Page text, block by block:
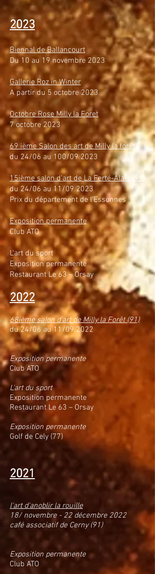
2023
Biennal de Ballancourt
Du 10 au 19 novembre 2023
Gallerie Roz in Winter
A partir du 5 octobre 2023
Octobre Rose Milly la Foret
7 octobre 2023
69 ième Salon des art de Milly la forêt
du 24/06 au 100/09 2023
15ième salon d'art de La Ferté-Alais (91)
du 24/06 au 11/09 2023
Prix du département de l’Essonnes
Exposition permanente
Club ATO
L'art du sport
Exposition permanente
Restaurant Le 63 – Orsay
2022
68ième salon d'art de Milly la Forêt (91)
du 24/06 au 11/09 2022
Exposition permanente
Club ATO
L'art du sport
Exposition permanente
Restaurant Le 63 – Orsay
Exposition permanente
Golf de Cely (77)
2021
l'art d'anoblir la rouille
18/ novembre - 22 décembre 2022
café associatif de Cerny (91)
Exposition permanente
Club ATO